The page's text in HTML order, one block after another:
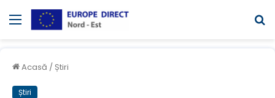
Meniul
Acasă / Știri
Știri